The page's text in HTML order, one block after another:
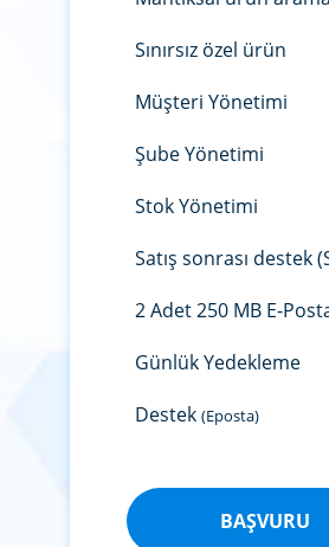
Sınırsız özel ürün
Müşteri Yönetimi
Şube Yönetimi
Stok Yönetimi
Satış sonrası destek
2 Adet 250 MB E-
Günlük Yedekleme
Destek (Eposta)
BAŞVURU